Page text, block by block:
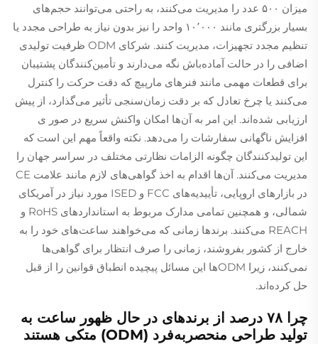
میزان ۵۰۰ عدد را مدیریت می‌کنند، به راحتی می‌توانند حجم‌های
بسیار بزرگتری مانند ۱۰٬۰۰۰ واحد را نیز بدون نیاز به طراحی مجدد یا
تنظیم مجدد تجهیزات، مدیریت کنند. شرکای ODM ظرفیت تولیدی
اضافی را در حالت آماده‌باش نگه می‌دارند و تأمین‌کنندگان پشتیبان
برای قطعات مهمی مانند فنرهای مارپیچ که دقت حرکت را کنترل
می‌کنند یا چرخ تعادل که بر دقت زمان‌سنجی تأثیر می‌گذارد، از پیش
ارزیابی شده‌اند. این امر به آن‌ها امکان واکنش سریع در صور ی
افزایش ناگهانی سفارشات را می‌دهد. نکته واقعاً مهم این است که
این تولیدکنندگان چگونه الزامات نظارتی مختلف در سراسر جهان را
مدیریت می‌کنند. آن‌ها اقدام به اخذ گواهی‌های لازم مانند علامت CE
در بازارهای اروپایی، تأییدیه‌های FCC و ISED مورد نیاز در آمریکای
شمالی، و همچنین تمامی مدارک مربوط به استانداردهای RoHS و
REACH می‌کنند. برندها زمانی که می‌خواهند ساعت‌های خود را به
خارج از کشور بفروشند، زمانی را صرف انتظار برای گواهی‌ها
نمی‌کنند، زیرا ODMها این مسائل پیچیده انطباق قوانین را از قبل
حل کرده‌اند.
چرا ۷۸ درصد از برندهای در حال ظهور ساعت به
تولید طراحی منحصربه‌فرد (ODM) متکی هستند